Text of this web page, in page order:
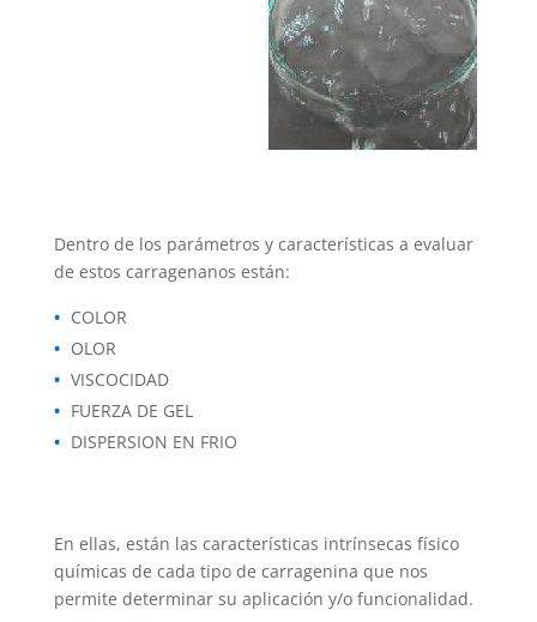
Dentro de los parámetros y características a evaluar
de estos carragenanos están:
COLOR
OLOR
VISCOCIDAD
FUERZA DE GEL
DISPERSION EN FRIO
En ellas, están las características intrínsecas físico
químicas de cada tipo de carragenina que nos
permite determinar su aplicación y/o funcionalidad.